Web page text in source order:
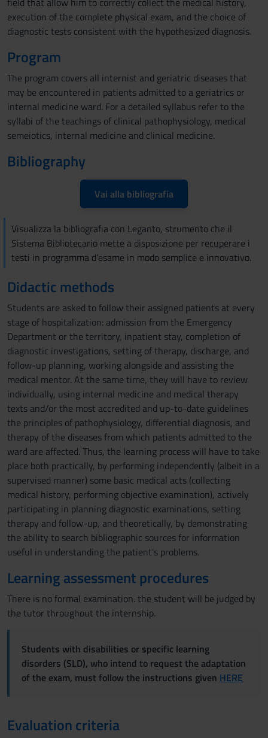
execution of the complete physical exam, and the choice of
diagnostic tests consistent with the hypothesized diagnosis.
Program
The program covers all internist and geriatric diseases that
may be encountered in patients admitted to a geriatrics or
internal medicine ward. For a detailed syllabus refer to the
syllabi of the teachings of clinical pathophysiology, medical
semeiotics, internal medicine and clinical medicine.
Bibliography
Vai alla bibliografia
Visualizza la bibliografia con Leganto, strumento che il
Sistema Bibliotecario mette a disposizione per recuperare i
testi in programma d'esame in modo semplice e innovativo.
Didactic methods
Students are asked to follow their assigned patients at every
stage of hospitalization: admission from the Emergency
Department or the territory, inpatient stay, completion of
diagnostic investigations, setting of therapy, discharge, and
follow-up planning, working alongside and assisting the
medical mentor. At the same time, they will have to review
individually, using internal medicine and medical therapy
texts and/or the most accredited and up-to-date guidelines
the principles of pathophysiology, differential diagnosis, and
therapy of the diseases from which patients admitted to the
ward are affected. Thus, the learning process will have to take
place both practically, by performing independently (albeit in a
supervised manner) some basic medical acts (collecting
medical history, performing objective examination), actively
participating in planning diagnostic examinations, setting
therapy and follow-up, and theoretically, by demonstrating
the ability to search bibliographic sources for information
useful in understanding the patient's problems.
Learning assessment procedures
There is no formal examination. the student will be judged by
the tutor throughout the internship.
Students with disabilities or specific learning
disorders (SLD), who intend to request the adaptation
of the exam, must follow the instructions given HERE
Evaluation criteria